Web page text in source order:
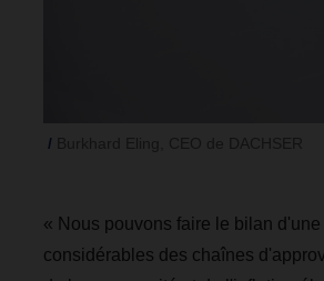
« Nous pouvons faire le bilan
considérables des chaînes